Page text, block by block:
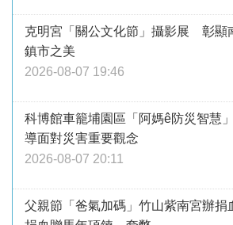
克明宮「關公文化節」攝影展 彰顯
鎮市之美
2026-08-07 19:46
科博館車籠埔園區「阿媽ê防災智慧
導面對災害重要觀念
2026-08-07 20:11
父親節「爸氣加碼」竹山紫南宮辦